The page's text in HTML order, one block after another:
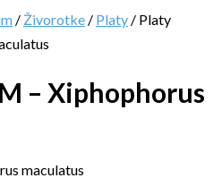
/ Živorotke / Platy / Platy
– Xiphophorus
maculatus